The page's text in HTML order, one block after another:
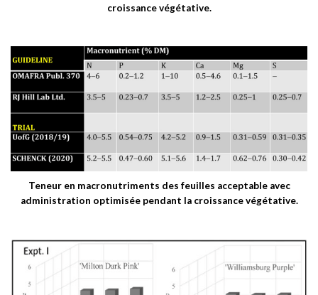
croissance végétative.
Teneur en macronutriments des feuilles acceptable avec
administration optimisée pendant la croissance végétative.